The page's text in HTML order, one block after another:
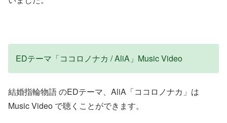
EDテーマ「ココロノナカ / AliA」Music Video
結婚指輪物語 のEDテーマ、AliA「ココロノナカ」は
Music Video で聴くことができます。